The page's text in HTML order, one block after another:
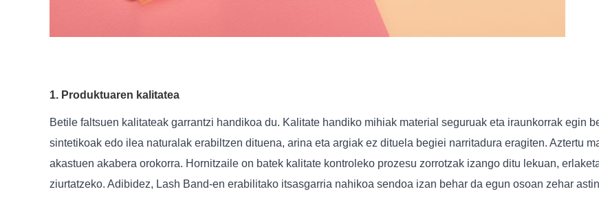
1. Produktuaren kalitatea
Betile faltsuen kalitateak garrantzi handikoa du. Kalitate handiko mihiak material seguruak eta iraunkorrak egin
sintetikoak edo ilea naturalak erabiltzen dituena, arina eta argiak ez dituela begiei narritadura eragiten. Aztertu
akastuen akabera orokorra. Hornitzaile on batek kalitate kontroleko prozesu zorrotzak izango ditu lekuan,
ziurtatzeko. Adibidez, Lash Band-en erabilitako itsasgarria nahikoa sendoa izan behar da egun osoan zehar